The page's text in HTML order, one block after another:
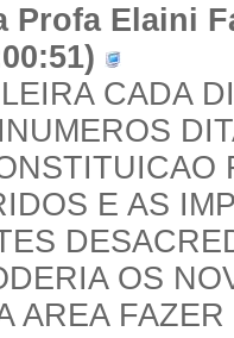
Profa Elaini
CADA
E AS
OS
AREA